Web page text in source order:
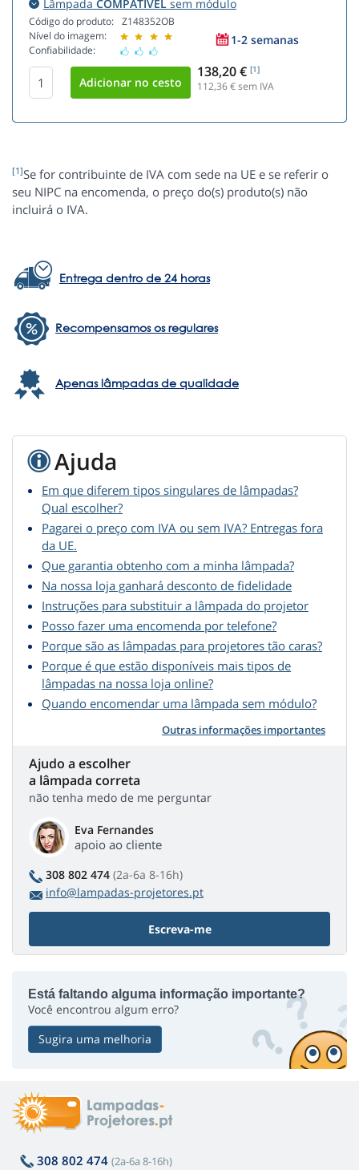
Lâmpada COMPATÍVEL sem módulo
Código do produto:
Nível do imagem:
Confiabilidade:
Z148352OB
1-2 semanas
138,20 € [1]
112,36€ sem IVA
[1]Se for contribuinte de IVA com sede na UE e se referir o
seu NIPC na encomenda, o preço do(s) produto(s) não
incluirá o IVA.
Entrega dentro de 24 horas
Recompensamos os regulares
Apenas lâmpadas de qualidade
Ajuda
Em que diferem tipos singulares de lâmpadas?
Qual escolher?
Pagarei o preço com IVA ou sem IVA? Entregas fora
da UE.
Que garantia obtenho com a minha lâmpada?
Na nossa loja ganhará desconto de fidelidade
Instruções para substituir a lâmpada do projetor
Posso fazer uma encomenda por telefone?
Porque são as lâmpadas para projetores tão caras?
Porque é que estão disponíveis mais tipos de
lâmpadas na nossa loja online?
Quando encomendar uma lâmpada sem módulo?
Outras informações importantes
Ajudo a escolher
a lâmpada correta
não tenha medo de me perguntar
Eva Fernandes
apoio ao cliente
308 802 474 (2a-6a 8-16h)
info@lampadas-projetores.pt
Escreva-me
Está faltando alguma informação importante?
Você encontrou algum erro?
Sugira uma melhoria
308 802 474 (2a-6a 8-16h)